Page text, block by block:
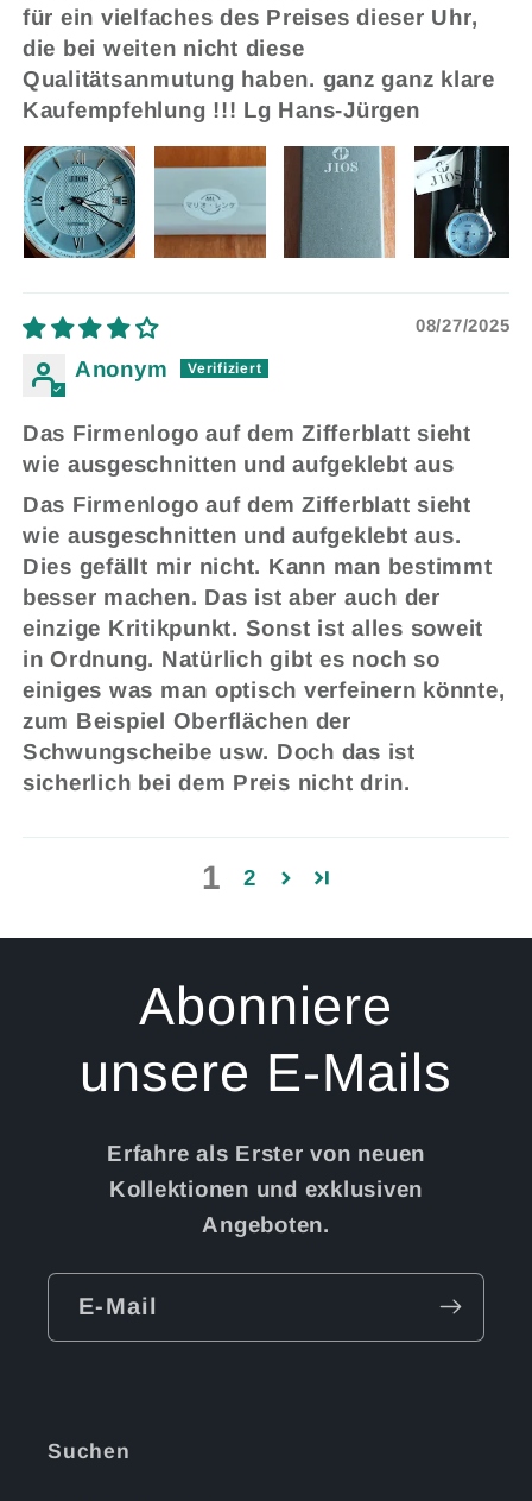
für ein vielfaches des Preises dieser Uhr,
die bei weiten nicht diese
Qualitätsanmutung haben. ganz ganz klare
Kaufempfehlung !!! Lg Hans-Jürgen
08/27/2025
Anonym
Das Firmenlogo auf dem Zifferblatt sieht
wie ausgeschnitten und aufgeklebt aus
Das Firmenlogo auf dem Zifferblatt sieht
wie ausgeschnitten und aufgeklebt aus.
Dies gefällt mir nicht. Kann man bestimmt
besser machen. Das ist aber auch der
einzige Kritikpunkt. Sonst ist alles soweit
in Ordnung. Natürlich gibt es noch so
einiges was man optisch verfeinern könnte,
zum Beispiel Oberflächen der
Schwungscheibe usw. Doch das ist
sicherlich bei dem Preis nicht drin.
1 2
Abonniere
unsere E-Mails
Erfahre als Erster von neuen
Kollektionen und exklusiven
Angeboten.
E-Mail
Suchen